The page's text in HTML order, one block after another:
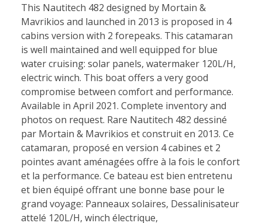
This Nautitech 482 designed by Mortain &
Mavrikios and launched in 2013 is proposed in 4
cabins version with 2 forepeaks. This catamaran
is well maintained and well equipped for blue
water cruising: solar panels, watermaker 120L/H,
electric winch. This boat offers a very good
compromise between comfort and performance.
Available in April 2021. Complete inventory and
photos on request. Rare Nautitech 482 dessiné
par Mortain & Mavrikios et construit en 2013. Ce
catamaran, proposé en version 4 cabines et 2
pointes avant aménagées offre à la fois le confort
et la performance. Ce bateau est bien entretenu
et bien équipé offrant une bonne base pour le
grand voyage: Panneaux solaires, Dessalinisateur
attelé 120L/H, winch électrique,